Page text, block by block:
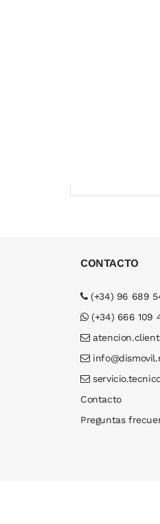
CONTACTO
(+34) 96 689
(+34) 666 109
Contacto
Preguntas